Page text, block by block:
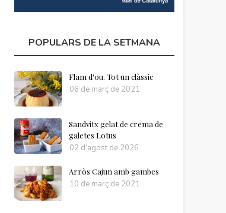
POPULARS DE LA SETMANA
Flam d'ou. Tot un clàssic
06 de març de 2021
Sandvitx gelat de crema de
galetes Lotus
02 d’agost de 2026
Arròs Cajun amb gambes
10 de març de 2021